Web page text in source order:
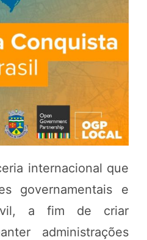
internacional que
governamentais e
a fim de criar
administrações